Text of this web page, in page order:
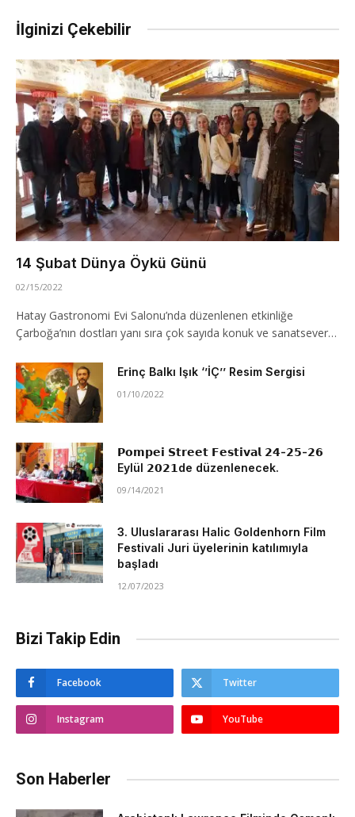
İlginizi Çekebilir
14 Şubat Dünya Öykü Günü
02/15/2022
Hatay Gastronomi Evi Salonu’nda düzenlenen etkinliğe
Çarboğa’nın dostları yanı sıra çok sayıda konuk ve sanatsever…
Erı̇nç Balkı Işık ‘’İÇ’’ Resim Sergisi
01/10/2022
𝗣𝗼𝗺𝗽𝗲𝗶 𝗦𝘁𝗿𝗲𝗲𝘁 𝗙𝗲𝘀𝘁𝗶𝘃𝗮𝗹 𝟮𝟰-𝟮𝟱-𝟮𝟲
Eylül 𝟮𝟬𝟮𝟭de düzenlenecek.
09/14/2021
3. Uluslararası Halic Goldenhorn Film
Festivali Juri üyelerinin katılımıyla
başladı
12/07/2023
Bizi Takip Edin
Facebook Twitter
Instagram YouTube
Son Haberler